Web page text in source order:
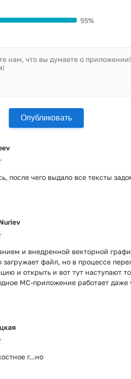
55%
Опубликовать
после чего выдало все тексты
и внедренной векторной
загружает файл, но в процессе
и открыть и вот тут наступают
МС-приложение работает даже
г...но